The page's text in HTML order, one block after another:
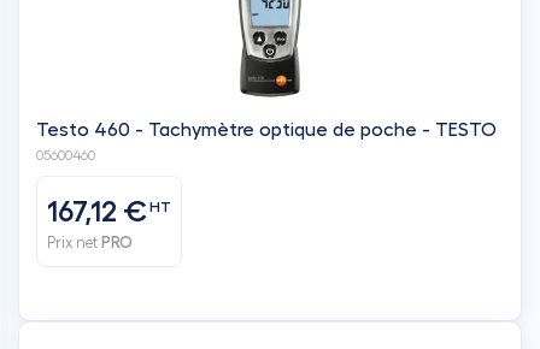
Testo 460 - Tachymètre optique de poche - TESTO
05600460
167,12 €HT
Prix net PRO